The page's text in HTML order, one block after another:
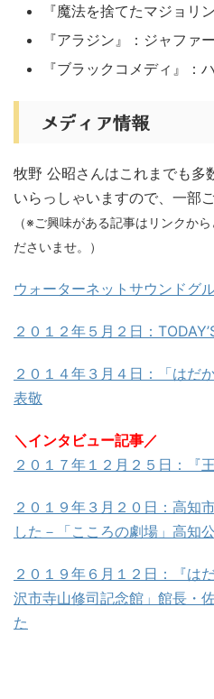
『魔法を捨てたマジョリ
『アラジン』：ジャファー
『ブラックコメディ』：
メディア情報
牧野 公昭さんはこれまでも多
いらっしゃいますので、一部
（※ご興味がある記事はリンクか
ださいませ。）
ウォーターネットサウンドグ
２０１２年５月２日：
２０１４年３月４日：「はだ
表敬
＼インタビュー記事／
２０１７年１２月２５日：『
２０１９年３月２０日：高知
した－「こころの劇場」高知
２０１９年６月１２日：『は
沢市寺山修司記念館」館長・
た